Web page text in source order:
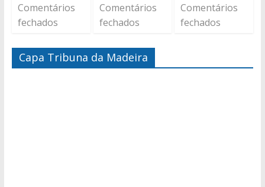
Comentários
fechados
Comentários
fechados
Comentários
fechados
Capa Tribuna da Madeira